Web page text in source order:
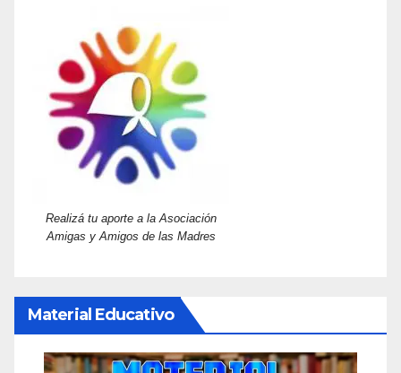
Realizá tu aporte a la Asociación
Amigas y Amigos de las Madres
Material Educativo